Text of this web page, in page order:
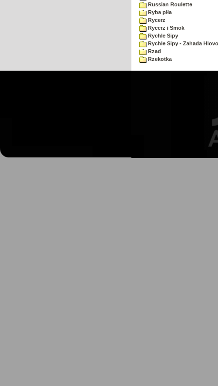
Russian Roulette
Ryba piła
Rycerz
Rycerz i Smok
Rychle Sipy
Rychle Sipy - Zahada
Rzad
Rzekotka